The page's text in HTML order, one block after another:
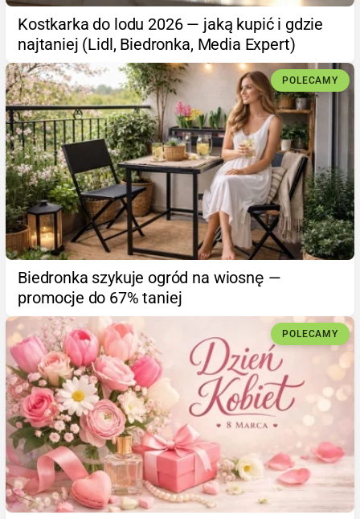
Kostkarka do lodu 2026 — jaką kupić i gdzie
najtaniej (Lidl, Biedronka, Media Expert)
POLECAMY
Biedronka szykuje ogród na wiosnę —
promocje do 67% taniej
POLECAMY